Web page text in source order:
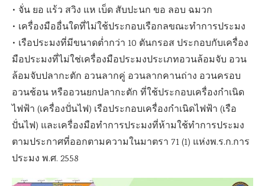
• จั่น ยอ แร้ว สวิง แห เบ็ด สับปะนก ขอ ลอบ ฉมวก
• เครื่องมืออื่นใดที่ไม่ใช้ประกอบเรือกลขณะทำการประมง
• เรือประมงที่มีขนาดต่ำกว่า 10 ตันกรอส ประกอบกับเครื่อง
มือประมงที่ไม่ใช่เครื่องมือประมงประเภทอวนล้อมจับ อวน
ล้อมจับปลากะตัก อวนลากคู่ อวนลากคานถ่าง อวนครอบ
อวนช้อน หรืออวนยกปลากะตัก ที่ใช้ประกอบเครื่องกำเนิด
ไฟฟ้า (เครื่องปั่นไฟ) เรือประกอบเครื่องกำเนิดไฟฟ้า (เรือ
ปั่นไฟ) และเครื่องมือทำการประมงที่ห้ามใช้ทำการประมง
ตามประกาศที่ออกตามความในมาตรา 71 (1) แห่งพ.ร.ก.การ
ประมง พ.ศ. 2558